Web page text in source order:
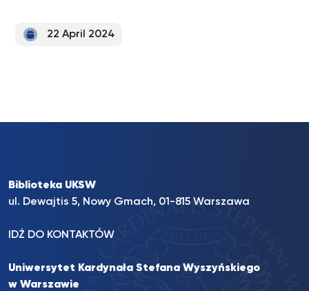
22 April 2024
Biblioteka UKSW
ul. Dewajtis 5, Nowy Gmach, 01-815 Warszawa
IDŹ DO KONTAKTÓW
Uniwersytet Kardynała Stefana Wyszyńskiego
w Warszawie